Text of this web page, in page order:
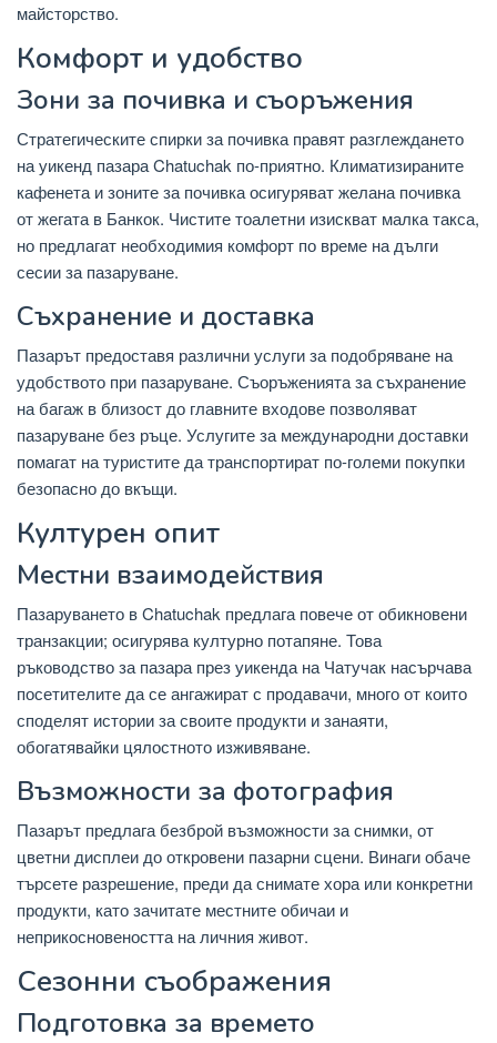
майсторство.
Комфорт и удобство
Зони за почивка и съоръжения
Стратегическите спирки за почивка правят разглеждането
на уикенд пазара Chatuchak по-приятно. Климатизираните
кафенета и зоните за почивка осигуряват желана почивка
от жегата в Банкок. Чистите тоалетни изискват малка такса,
но предлагат необходимия комфорт по време на дълги
сесии за пазаруване.
Съхранение и доставка
Пазарът предоставя различни услуги за подобряване на
удобството при пазаруване. Съоръженията за съхранение
на багаж в близост до главните входове позволяват
пазаруване без ръце. Услугите за международни доставки
помагат на туристите да транспортират по-големи покупки
безопасно до вкъщи.
Културен опит
Местни взаимодействия
Пазаруването в Chatuchak предлага повече от обикновени
транзакции; осигурява културно потапяне. Това
ръководство за пазара през уикенда на Чатучак насърчава
посетителите да се ангажират с продавачи, много от които
споделят истории за своите продукти и занаяти,
обогатявайки цялостното изживяване.
Възможности за фотография
Пазарът предлага безброй възможности за снимки, от
цветни дисплеи до откровени пазарни сцени. Винаги обаче
търсете разрешение, преди да снимате хора или конкретни
продукти, като зачитате местните обичаи и
неприкосновеността на личния живот.
Сезонни съображения
Подготовка за времето